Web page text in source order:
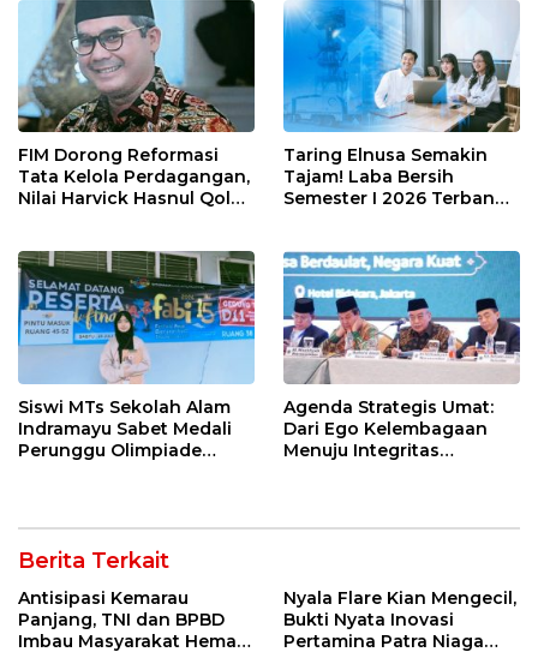
Indramayu melalui Aksi
Nyata dan Inovasi
Program Lingkungan
Berkelanjutan
FIM Dorong Reformasi
Tata Kelola Perdagangan,
Nilai Harvick Hasnul Qolbi
Taring Elnusa Semakin
Tajam! Laba Bersih
Semester I 2026 Terbang
Siswi MTs Sekolah Alam
Indramayu Sabet Medali
Perunggu Olimpiade
Agenda Strategis Umat:
Dari Ego Kelembagaan
Menuju Integritas
Berita Terkait
Antisipasi Kemarau
Panjang, TNI dan BPBD
Imbau Masyarakat Hemat
Nyala Flare Kian Mengecil,
Bukti Nyata Inovasi
Pertamina Patra Niaga